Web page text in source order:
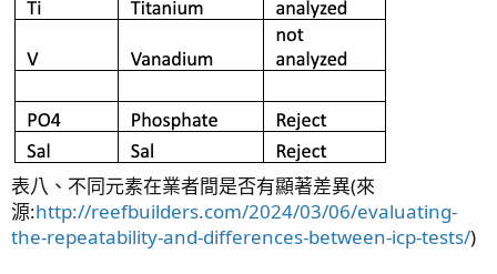
表八、不同元素在業者間是否有顯著差異(來
源:http://reefbuilders.com/2024/03/06/evaluating-
the-repeatability-and-differences-between-icp-tests/)